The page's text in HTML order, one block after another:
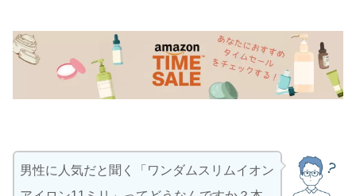
男性に人気だと聞く「ワンダムスリムイオン